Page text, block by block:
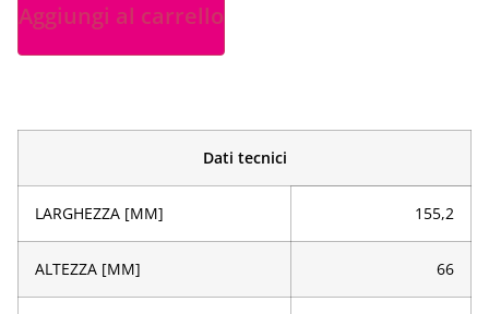
Aggiungi al carrello
Dati tecnici
LARGHEZZA [MM] 155,2
ALTEZZA [MM] 66